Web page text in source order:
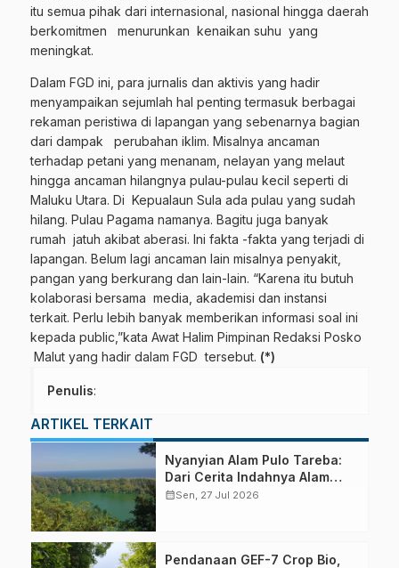
itu semua pihak dari internasional, nasional hingga daerah
berkomitmen menurunkan kenaikan suhu yang
meningkat.
Dalam FGD ini, para jurnalis dan aktivis yang hadir
menyampaikan sejumlah hal penting termasuk berbagai
rekaman peristiwa di lapangan yang sebenarnya bagian
dari dampak perubahan iklim. Misalnya ancaman
terhadap petani yang menanam, nelayan yang melaut
hingga ancaman hilangnya pulau-pulau kecil seperti di
Maluku Utara. Di Kepualaun Sula ada pulau yang sudah
hilang. Pulau Pagama namanya. Bagitu juga banyak
rumah jatuh akibat aberasi. Ini fakta -fakta yang terjadi di
lapangan. Belum lagi ancaman lain misalnya penyakit,
pangan yang berkurang dan lain-lain. “Karena itu butuh
kolaborasi bersama media, akademisi dan instansi
terkait. Perlu lebih banyak memberikan informasi soal ini
kepada public,”kata Awat Halim Pimpinan Redaksi Posko
Malut yang hadir dalam FGD tersebut. (*)
Penulis:
ARTIKEL TERKAIT
Nyanyian Alam Pulo Tareba:
Dari Cerita Indahnya Alam
hingga Marak Perburuan
calendar_monthSen, 27 Jul 2026
Pendanaan GEF-7 Crop Bio,